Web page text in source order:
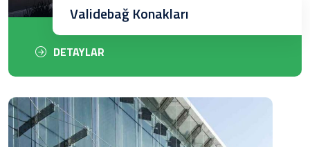
DETAYLAR
Validebağ Konakları